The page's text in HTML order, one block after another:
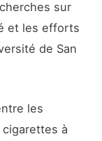
sur
et les efforts
de San
les
à